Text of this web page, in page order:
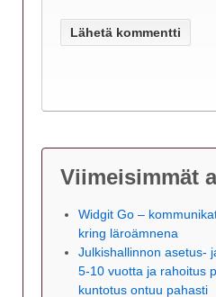
Viimeisimmät
Widgit Go –
kring läroämnena
Julkishallinnon asetus-
5-10 vuotta ja rahoitus
kuntotus ontuu pahasti